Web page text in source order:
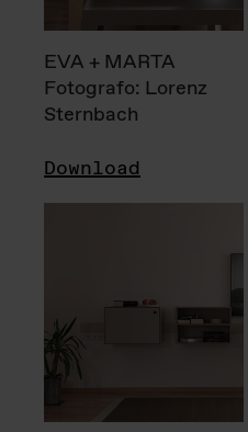
EVA + MARTA
Fotografo: Lorenz
Sternbach
Download